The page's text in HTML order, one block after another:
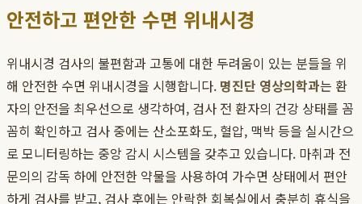
안전하고 편안한 수면 위내시경
위내시경 검사의 불편함과 고통에 대한 두려움이 있는 분들을 위
해 안전한 수면 위내시경을 시행합니다. 명진단 영상의학과는 환
자의 안전을 최우선으로 생각하여, 검사 전 환자의 건강 상태를 꼼
꼼히 확인하고 검사 중에는 산소포화도, 혈압, 맥박 등을 실시간으
로 모니터링하는 중앙 감시 시스템을 갖추고 있습니다. 마취과 전
문의의 감독 하에 안전한 약물을 사용하여 가수면 상태에서 편안
하게 검사를 받고, 검사 후에는 안락한 회복실에서 충분히 휴식을